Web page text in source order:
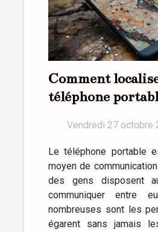
Comment
téléphone
Vendredi 27 octobre
Le téléphone portable
moyen de
des gens disposent
communiquer entre
nombreuses sont les
égarent sans jamais